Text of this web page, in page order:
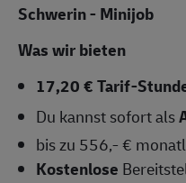
Schwerin - Minijob
Was wir bieten
17,20 € Tarif-
Du kannst sofort als
bis zu 556,- €
Kostenlose